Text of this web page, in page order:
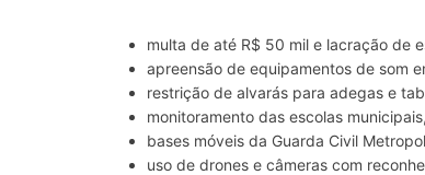
multa de até R$ 50 mil e lacração de
apreensão de equipamentos de som
restrição de alvarás para adegas e
monitoramento das escolas
bases móveis da Guarda Civil
uso de drones e câmeras com